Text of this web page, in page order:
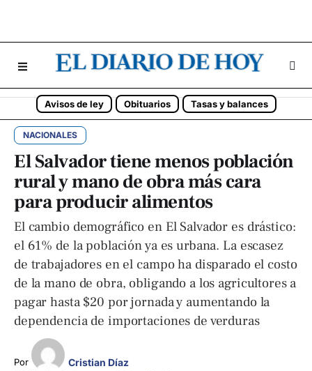
Avisos de ley Obituarios Tasas y balances
NACIONALES
El Salvador tiene menos población
rural y mano de obra más cara
para producir alimentos
El cambio demográfico en El Salvador es drástico:
el 61% de la población ya es urbana. La escasez
de trabajadores en el campo ha disparado el costo
de la mano de obra, obligando a los agricultores a
pagar hasta $20 por jornada y aumentando la
dependencia de importaciones de verduras
Por Cristian Díaz